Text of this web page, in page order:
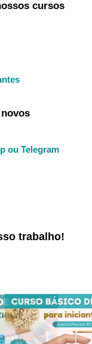
cursos
ou Telegram
trabalho!